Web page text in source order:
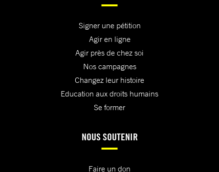
Signer une pétition
Agir en ligne
Agir près de chez soi
Nos campagnes
Changez leur histoire
Education aux droits humains
Se former
NOUS SOUTENIR
Faire un don